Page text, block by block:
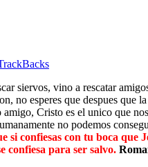
siervos, vino a rescatar
no esperes que despues
Cristo es el unico que
no podemos
si confiesas con tu boca que
confiesa para ser salvo.